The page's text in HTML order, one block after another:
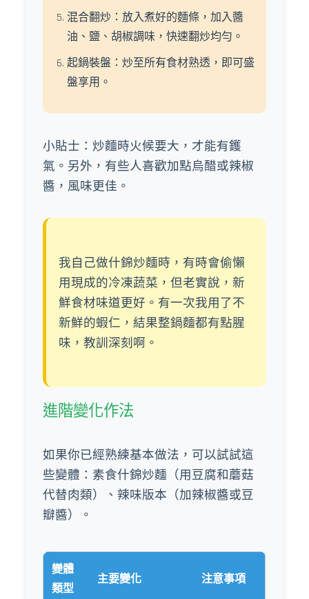
混合翻炒：放入煮好的麵條，加入醬
油、鹽、胡椒調味，快速翻炒均勻。
起鍋裝盤：炒至所有食材熟透，即可盛
盤享用。
小貼士：炒麵時火候要大，才能有鑊
氣。另外，有些人喜歡加點烏醋或辣椒
醬，風味更佳。
我自己做什錦炒麵時，有時會偷懶
用現成的冷凍蔬菜，但老實說，新
鮮食材味道更好。有一次我用了不
新鮮的蝦仁，結果整鍋麵都有點腥
味，教訓深刻啊。
進階變化作法
如果你已經熟練基本做法，可以試試這
些變體：素食什錦炒麵（用豆腐和蘑菇
代替肉類）、辣味版本（加辣椒醬或豆
瓣醬）。
變體
類型
主要變化 注意事項